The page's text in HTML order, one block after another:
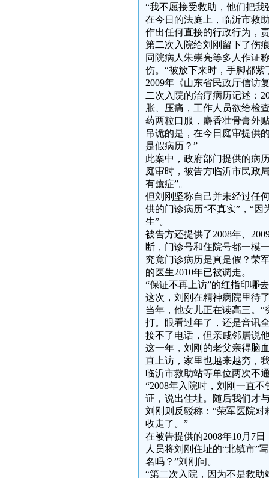
“我不愿接受救助，他们把我
在今日的法庭上，临沂市救
作出任何直接的行政行为，
第二次入院给刘刚留下了伤
同院病人朱崇亮等多人作证
伤。“被放下来时，手脚都紫
2009年《山东省民政厅信访
二次入院的治疗病历记述：
胀、压痛，工作人员欲给检
药两粒口服，麝香壮骨膏外
吊诡的是，在今日庭审提供
是假病历？”
此案中，政府部门提供的病
庭审时，被告方临沂市民政
有癔症”。
但刘刚坚称自己并未经过任
供的门诊病历“不真实”，“
生”。
被告方还提供了2008年、
断，门诊号和住院号都一模
究竟门诊病历是真是假？荣
的医生2010年已被调走。
“保证不再上访”的红指印哪
这次，刘刚在精神病院里待
当年，他女儿正在读高三。
打。眼看过年了，还是音讯
接不了电话，但亲戚邻居说
这一年，刘刚的老父亲得脑
直上访，家里也越来越穷，
临沂市救助站等单位两次不
“2008年入院时，刘刚一直
证，说出住址。随后我们才
刘刚则反驳称：“荣军医院
收走了。”
在被告提供的2008年10月7
人员将刘刚住址的“北镇市”
名吗？”刘刚问。
“第二次入院，因为不是救